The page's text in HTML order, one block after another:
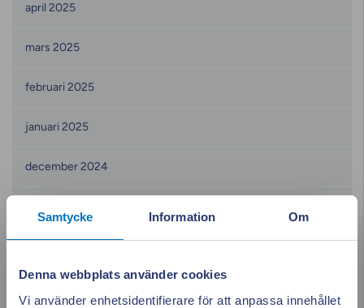
Samtycke Information Om
Denna webbplats använder cookies
Vi använder enhetsidentifierare för att anpassa innehållet
april 2025
mars 2025
februari 2025
januari 2025
december 2024